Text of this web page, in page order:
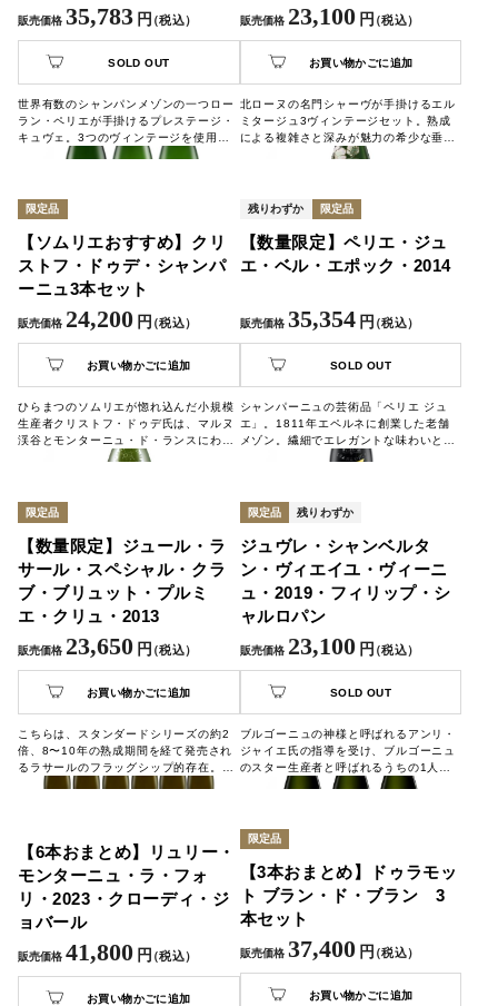
販売価格 35,783 円（税込）
SOLD OUT
世界有数のシャンパンメゾンの一つロー
ラン・ペリエが手掛けるプレステージ・
キュヴェ。3つのヴィンテージを使用し
て造り上げた、集大成ともいえる逸品で
販売価格 23,100円（税込）
お買い物かごに追加
北ローヌの名門シャーヴが手掛けるエル
ミタージュ3ヴィンテージセット。熟成
による複雑さと深みが魅力の希少な垂直
飲み比べ。贅沢な時間をぜひご自宅で。
限定品
【ソムリエおすすめ】クリ
ストフ・ドゥデ・シャンパ
ーニュ3本セット
販売価格 24,200 円（税込）
お買い物かごに追加
ひらまつのソムリエが惚れ込んだ小規模
生産者クリストフ・ドゥデ氏は、マルヌ
渓谷とモンターニュ・ド・ランスにわず
か3.60haの自社畑を持ち、自らぶどう
性が直接グラスに届く味わいをぜひご体
験ください。
残りわずか 限定品
【数量限定】ペリエ・ジュ
エ・ベル・エポック・2014
販売価格 35,354円（税込）
SOLD OUT
シャンパーニュの芸術品「ペリエ ジュ
エ」。1811年エペルネに創業した老舗
メゾン。繊細でエレガントな味わいと、
エミール・ガレがボトルに描いた可憐な
限定品
【数量限定】ジュール・ラ
サール・スペシャル・クラ
ブ・ブリュット・プルミ
エ・クリュ・2013
販売価格 23,650 円（税込）
お買い物かごに追加
こちらは、スタンダードシリーズの約2
倍、8〜10年の熟成期間を経て発売され
るラサールのフラッグシップ的存在。熟
成によるミネラル感を感じるリッチな仕
限定品 残りわずか
ジュヴレ・シャンベルタ
ン・ヴィエイユ・ヴィーニ
ュ・2019・フィリップ・シ
ャルロパン
販売価格 23,100円（税込）
SOLD OUT
ブルゴーニュの神様と呼ばれるアンリ・
ジャイエ氏の指導を受け、ブルゴーニュ
のスター生産者と呼ばれるうちの1人で
す。生命力にあふれた様な力強い果実味
き、非常に奥行きのある赤ワインです。
【6本おまとめ】リュリー・
モンターニュ・ラ・フォ
リ・2023・クローディ・ジ
ョバール
販売価格 41,800 円（税込）
お買い物かごに追加
限定品
【3本おまとめ】ドゥラモッ
ト ブラン・ド・ブラン 3
本セット
販売価格 37,400円（税込）
お買い物かごに追加